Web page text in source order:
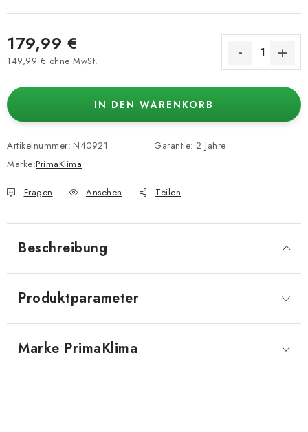
179,99 €
149,99 € ohne MwSt.
IN DEN WARENKORB
Artikelnummer: N40921
Marke:PrimaKlima
Garantie: 2 Jahre
Fragen Ansehen Teilen
Beschreibung
Produktparameter
Marke PrimaKlima